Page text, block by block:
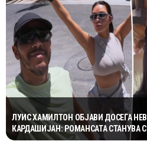
ЛУИС ХАМИЛТОН ОБЈАВИ ДОСЕГА
КАРДАШИЈАН: РОМАНСАТА СТАНУВА